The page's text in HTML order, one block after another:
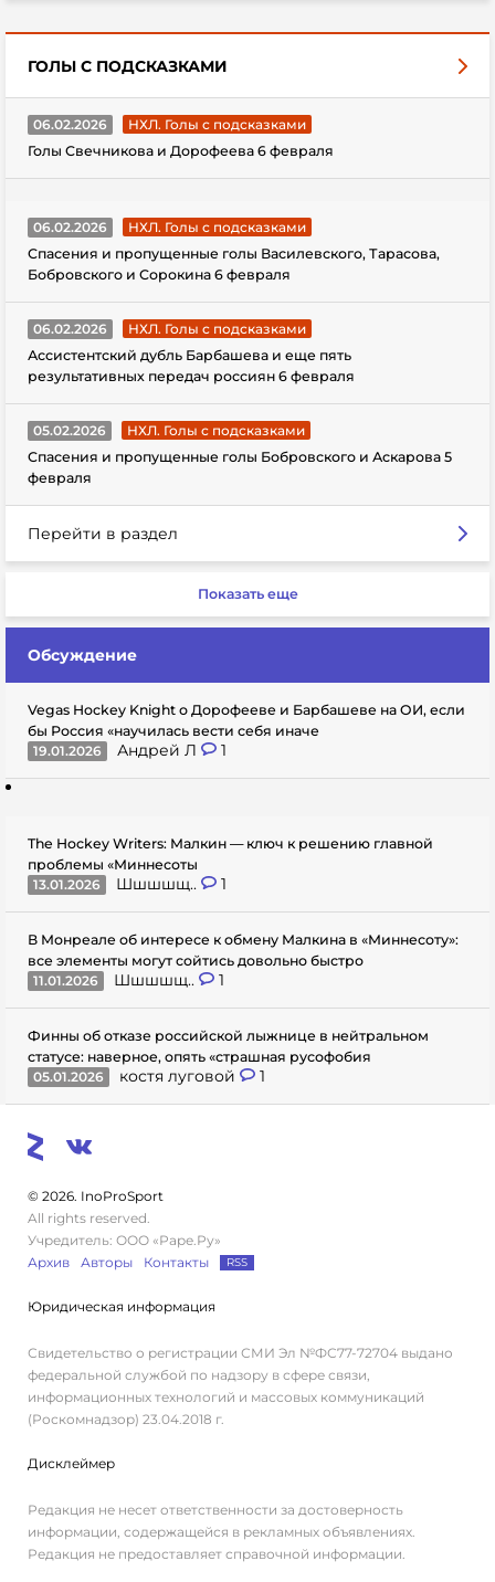
ГОЛЫ С ПОДСКАЗКАМИ
06.02.2026
НХЛ. Голы с подсказками
Голы Свечникова и Дорофеева 6 февраля
06.02.2026
НХЛ. Голы с подсказками
Спасения и пропущенные голы Василевского, Тарасова,
Бобровского и Сорокина 6 февраля
06.02.2026
НХЛ. Голы с подсказками
Ассистентский дубль Барбашева и еще пять
результативных передач россиян 6 февраля
05.02.2026
НХЛ. Голы с подсказками
Спасения и пропущенные голы Бобровского и Аскарова 5
февраля
Перейти в раздел
Показать еще
Обсуждение
Vegas Hockey Knight о Дорофееве и Барбашеве на ОИ, если
бы Россия «научилась вести себя иначе
19.01.2026
Андрей Л 1
The Hockey Writers: Малкин — ключ к решению главной
проблемы «Миннесоты
13.01.2026
Шшшшщ.. 1
В Монреале об интересе к обмену Малкина в «Миннесоту»:
все элементы могут сойтись довольно быстро
11.01.2026
Шшшшщ.. 1
Финны об отказе российской лыжнице в нейтральном
статусе: наверное, опять «страшная русофобия
05.01.2026
костя луговой 1
© 2026. InoProSport
All rights reserved.
Учредитель: ООО «Раре.Ру»
Архив
Авторы Контакты RSS
Юридическая информация
Свидетельство о регистрации СМИ Эл №ФС77-72704 выдано
федеральной службой по надзору в сфере связи,
информационных технологий и массовых коммуникаций
(Роскомнадзор) 23.04.2018 г.
Дисклеймер
Редакция не несет ответственности за достоверность
информации, содержащейся в рекламных объявлениях.
Редакция не предоставляет справочной информации.